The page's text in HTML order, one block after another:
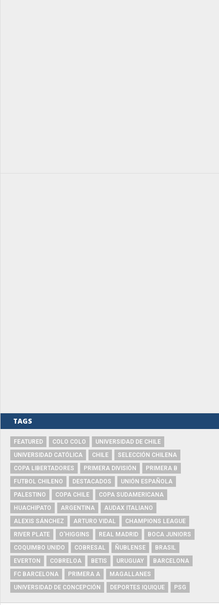
TAGS
FEATURED COLO COLO
UNIVERSIDAD DE CHILE
UNIVERSIDAD CATÓLICA
CHILE
SELECCIÓN CHILENA
COPA LIBERTADORES
PRIMERA DIVISIÓN
PRIMERA B
FUTBOL CHILENO
DESTACADOS
UNIÓN ESPAÑOLA
PALESTINO
COPA CHILE
COPA SUDAMERICANA
HUACHIPATO
ARGENTINA
AUDAX ITALIANO
ALEXIS SÁNCHEZ
ARTURO VIDAL
CHAMPIONS LEAGUE
RIVER PLATE
O'HIGGINS REAL MADRID
BOCA JUNIORS
COQUIMBO UNIDO
COBRESAL ÑUBLENSE
BRASIL
EVERTON
COBRELOA BETIS URUGUAY
BARCELONA
FC BARCELONA
PRIMERA A
MAGALLANES
UNIVERSIDAD DE CONCEPCIÓN
DEPORTES IQUIQUE PSG